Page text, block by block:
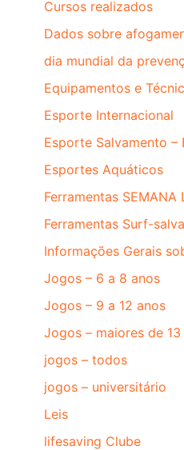
Cursos realizados
Dados sobre
dia mundial da
Equipamentos e
Esporte Internacional
Esporte Salvamento –
Esportes Aquáticos
Ferramentas SEMANA
Ferramentas Surf-salva
Informações Gerais
Jogos – 6 a 8 anos
Jogos – 9 a 12 anos
Jogos – maiores de 13
jogos – todos
jogos – universitário
Leis
lifesaving Clube